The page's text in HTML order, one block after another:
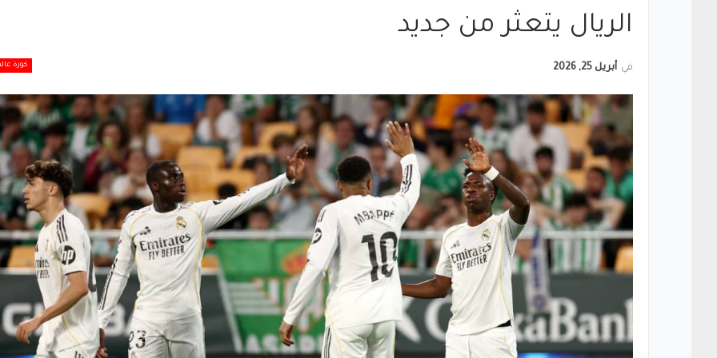
الريال يتعثر من جديد
كورة في أبريل 25, 2026